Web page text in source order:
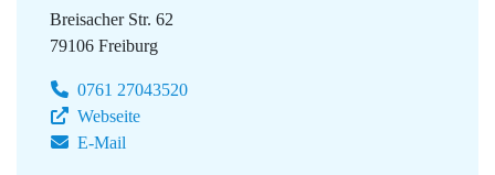
Breisacher Str. 62
79106 Freiburg
0761 27043520
Webseite
E-Mail